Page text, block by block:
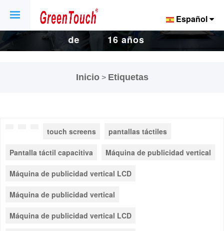
16 años de
16 años de
táctiles.
Español
Inicio> Etiquetas
touch screens pantallas táctiles
Pantalla táctil capacitiva Máquina de publicidad vertical
Máquina de publicidad vertical LCD
Máquina de publicidad vertical
Máquina de publicidad vertical LCD